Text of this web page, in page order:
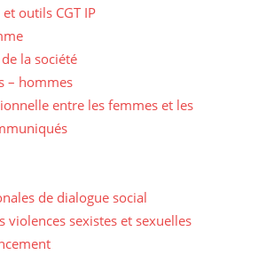
outils CGT IP
la société
– hommes
entre les femmes et les
de dialogue social
violences sexistes et sexuelles